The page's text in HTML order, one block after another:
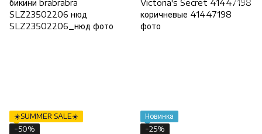
☀️SUMMER SALE☀️
−50%
Новинка
−25%